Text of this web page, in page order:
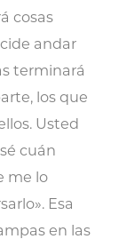
cosas
andar
terminará
los que
Usted
cuán
me lo
Esa
en las